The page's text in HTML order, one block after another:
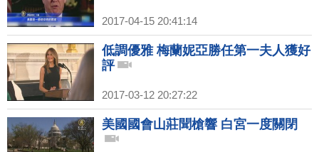
2017-04-15 20:41:14
低調優雅 梅蘭妮亞勝任第一夫人獲好
評
2017-03-12 20:27:22
美國國會山莊聞槍響 白宮一度關閉